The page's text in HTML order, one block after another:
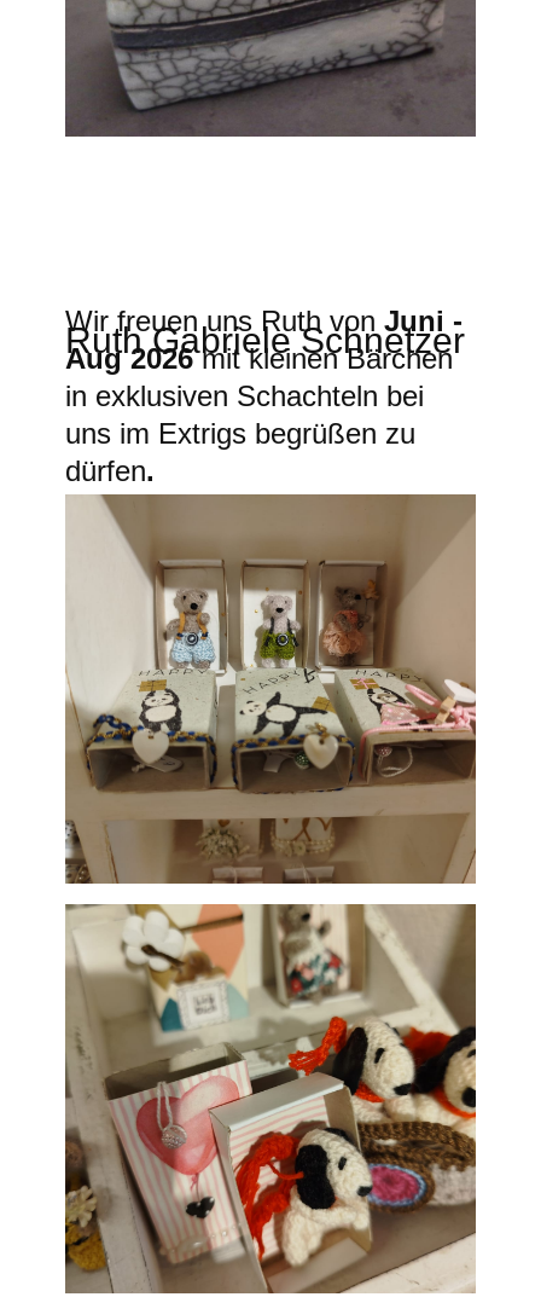
Ruth Gabriele Schnetzer
Wir freuen uns Ruth von Juni -
Aug 2026mit kleinen Bärchen
in exklusiven Schachteln bei
uns im Extrigs begrüßen zu
dürfen.